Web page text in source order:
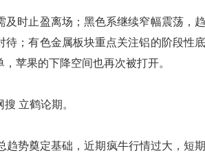
时止盈离场；黑色系继续窄幅震荡，
；有色金属板块重点关注铝的阶段性
苹果的下降空间也再次被打开。
立鹤论期。
势奠定基础，近期疯牛行情过大，短